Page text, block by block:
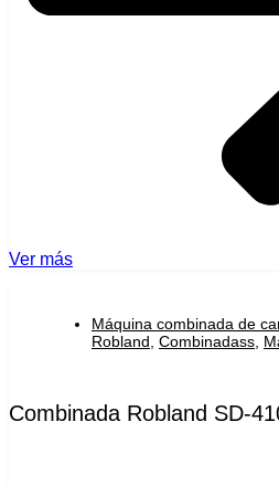
Ver más
Máquina combinada de
Robland, Combinadass,
Combinada Robland SD-